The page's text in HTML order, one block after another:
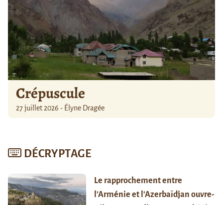
Crépuscule
27 juillet 2026 - Élyne Dragée
DÉCRYPTAGE
Le rapprochement entre
l’Arménie et l’Azerbaïdjan ouvre-